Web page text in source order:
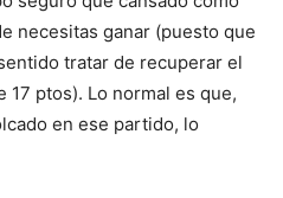
necesitas ganar (puesto que
tratar de recuperar el
17 ptos). Lo normal es que,
en ese partido, lo